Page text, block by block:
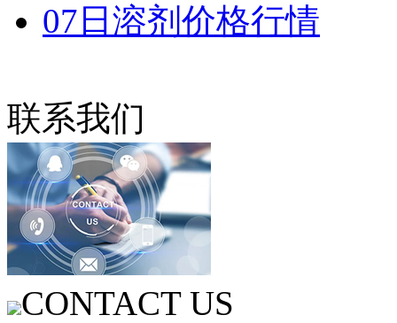
07日溶剂价格行情
联系我们
CONTACT US